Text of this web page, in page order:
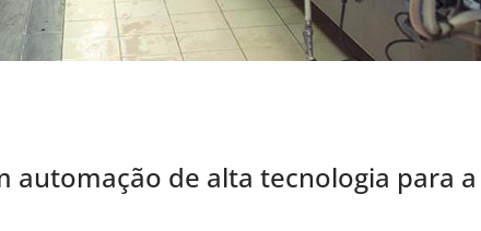
automação de alta tecnologia para a